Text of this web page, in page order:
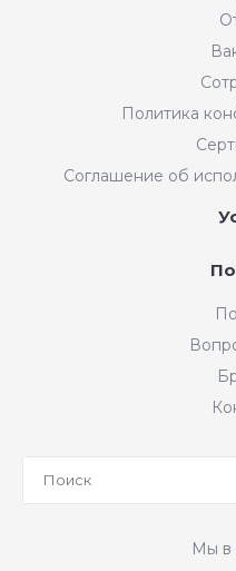
Политика
Соглашение об
Мы в